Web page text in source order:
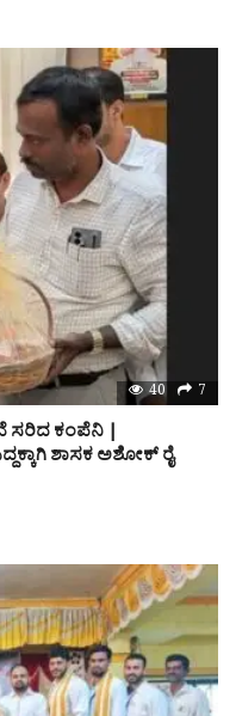
40 7
ಸರಿದ ಕಂಪೆನಿ |
ಶಾಸಕ ಅಶೋಕ್ ರೈ